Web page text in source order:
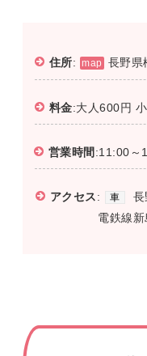
住所: map 長野県
料金:大人600円
営業時間 :11:00～
アクセス: 車
電鉄線